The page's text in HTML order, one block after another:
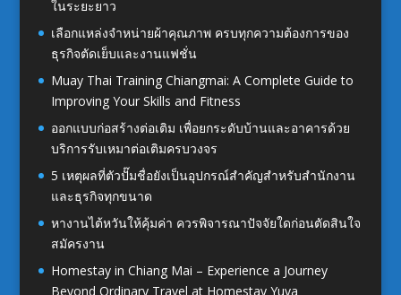
ในระยะยาว
เลือกแหล่งจำหน่ายผ้าคุณภาพ ครบทุกความต้องการของ
ธุรกิจตัดเย็บและงานแฟชั่น
Muay Thai Training Chiangmai: A Complete Guide to
Improving Your Skills and Fitness
ออกแบบก่อสร้างต่อเติม เพื่อยกระดับบ้านและอาคารด้วย
บริการรับเหมาต่อเติมครบวงจร
5 เหตุผลที่ตัวปั๊มชื่อยังเป็นอุปกรณ์สำคัญสำหรับสำนักงาน
และธุรกิจทุกขนาด
หางานไต้หวันให้คุ้มค่า ควรพิจารณาปัจจัยใดก่อนตัดสินใจ
สมัครงาน
Homestay in Chiang Mai – Experience a Journey
Beyond Ordinary Travel at Homestay Yuva